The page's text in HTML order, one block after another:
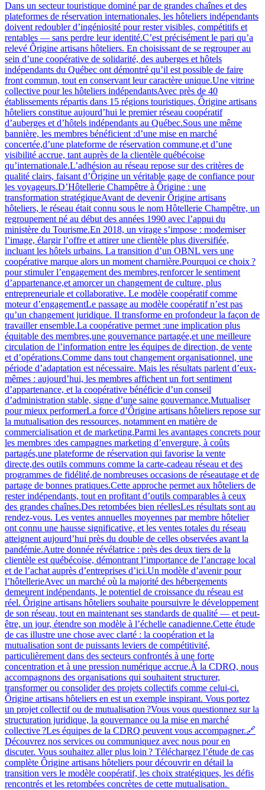
Dans un secteur touristique dominé par de grandes chaînes et des
plateformes de réservation internationales, les hôteliers indépendants
doivent redoubler d’ingéniosité pour rester visibles, compétitifs et
rentables — sans perdre leur identité.C’est précisément le pari qu’a
relevé Ôrigine artisans hôteliers. En choisissant de se regrouper au
sein d’une coopérative de solidarité, des auberges et hôtels
indépendants du Québec ont démontré qu’il est possible de faire
front commun, tout en conservant leur caractère unique.Une vitrine
collective pour les hôteliers indépendantsAvec près de 40
établissements répartis dans 15 régions touristiques, Ôrigine artisans
hôteliers constitue aujourd’hui le premier réseau coopératif
d’auberges et d’hôtels indépendants au Québec.Sous une même
bannière, les membres bénéficient :d’une mise en marché
concertée,d’une plateforme de réservation commune,et d’une
visibilité accrue, tant auprès de la clientèle québécoise
qu’internationale.L’adhésion au réseau repose sur des critères de
qualité clairs, faisant d’Ôrigine un véritable gage de confiance pour
les voyageurs.D’Hôtellerie Champêtre à Ôrigine : une
transformation stratégiqueAvant de devenir Ôrigine artisans
hôteliers, le réseau était connu sous le nom Hôtellerie Champêtre, un
regroupement né au début des années 1990 avec l’appui du
ministère du Tourisme.En 2018, un virage s’impose : moderniser
l’image, élargir l’offre et attirer une clientèle plus diversifiée,
incluant les hôtels urbains. La transition d’un OBNL vers une
coopérative marque alors un moment charnière.Pourquoi ce choix ?
pour stimuler l’engagement des membres,renforcer le sentiment
d’appartenance,et amorcer un changement de culture, plus
entrepreneuriale et collaborative. Le modèle coopératif comme
moteur d’engagementLe passage au modèle coopératif n’est pas
qu’un changement juridique. Il transforme en profondeur la façon de
travailler ensemble.La coopérative permet :une implication plus
équitable des membres,une gouvernance partagée,et une meilleure
circulation de l’information entre les équipes de direction, de vente
et d’opérations.Comme dans tout changement organisationnel, une
période d’adaptation est nécessaire. Mais les résultats parlent d’eux-
mêmes : aujourd’hui, les membres affichent un fort sentiment
d’appartenance, et la coopérative bénéficie d’un conseil
d’administration stable, signe d’une saine gouvernance.Mutualiser
pour mieux performerLa force d’Ôrigine artisans hôteliers repose sur
la mutualisation des ressources, notamment en matière de
commercialisation et de marketing.Parmi les avantages concrets pour
les membres :des campagnes marketing d’envergure, à coûts
partagés,une plateforme de réservation qui favorise la vente
directe,des outils communs comme la carte-cadeau réseau et des
programmes de fidélité,de nombreuses occasions de réseautage et de
partage de bonnes pratiques.Cette approche permet aux hôteliers de
rester indépendants, tout en profitant d’outils comparables à ceux
des grandes chaînes.Des retombées bien réellesLes résultats sont au
rendez-vous. Les ventes annuelles moyennes par membre hôtelier
ont connu une hausse significative, et les ventes totales du réseau
atteignent aujourd’hui près du double de celles observées avant la
pandémie.Autre donnée révélatrice : près des deux tiers de la
clientèle est québécoise, démontrant l’importance de l’ancrage local
et de l’achat auprès d’entreprises d’ici.Un modèle d’avenir pour
l’hôtellerieAvec un marché où la majorité des hébergements
demeurent indépendants, le potentiel de croissance du réseau est
réel. Ôrigine artisans hôteliers souhaite poursuivre le développement
de son réseau, tout en maintenant ses standards de qualité — et peut-
être, un jour, étendre son modèle à l’échelle canadienne.Cette étude
de cas illustre une chose avec clarté : la coopération et la
mutualisation sont de puissants leviers de compétitivité,
particulièrement dans des secteurs confrontés à une forte
concentration et à une pression numérique accrue.À la CDRQ, nous
accompagnons des organisations qui souhaitent structurer,
transformer ou consolider des projets collectifs comme celui-ci.
Ôrigine artisans hôteliers en est un exemple inspirant. Vous portez
un projet collectif ou de mutualisation ?Vous vous questionnez sur la
structuration juridique, la gouvernance ou la mise en marché
collective ?Les équipes de la CDRQ peuvent vous accompagner.🔗
Découvrez nos services ou communiquez avec nous pour en
discuter. Vous souhaitez aller plus loin ? Téléchargez l’étude de cas
complète Ôrigine artisans hôteliers pour découvrir en détail la
transition vers le modèle coopératif, les choix stratégiques, les défis
rencontrés et les retombées concrètes de cette mutualisation.